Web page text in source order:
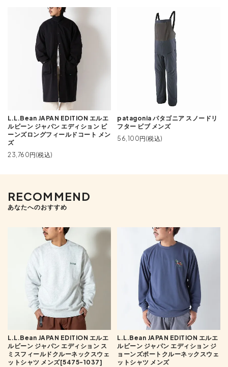
L.L.Bean JAPAN EDITION エルエ
ルビーン ジャパン エディション ビ
ーンズロングフィールドコート メン
ズ
23,760円(税込)
patagonia パタゴニア スノードリ
フター ビブ メンズ
56,100円(税込)
RECOMMEND
あなたへのおすすめ
L.L.Bean JAPAN EDITION エルエ
ルビーン ジャパン エディション ス
ミスフィールドクルーネックスウェ
ットシャツ メンズ[5475-1037]
L.L.Bean JAPAN EDITION エルエ
ルビーン ジャパン エディション ジ
ョーンズポートクルーネックスウェ
ットシャツ メンズ